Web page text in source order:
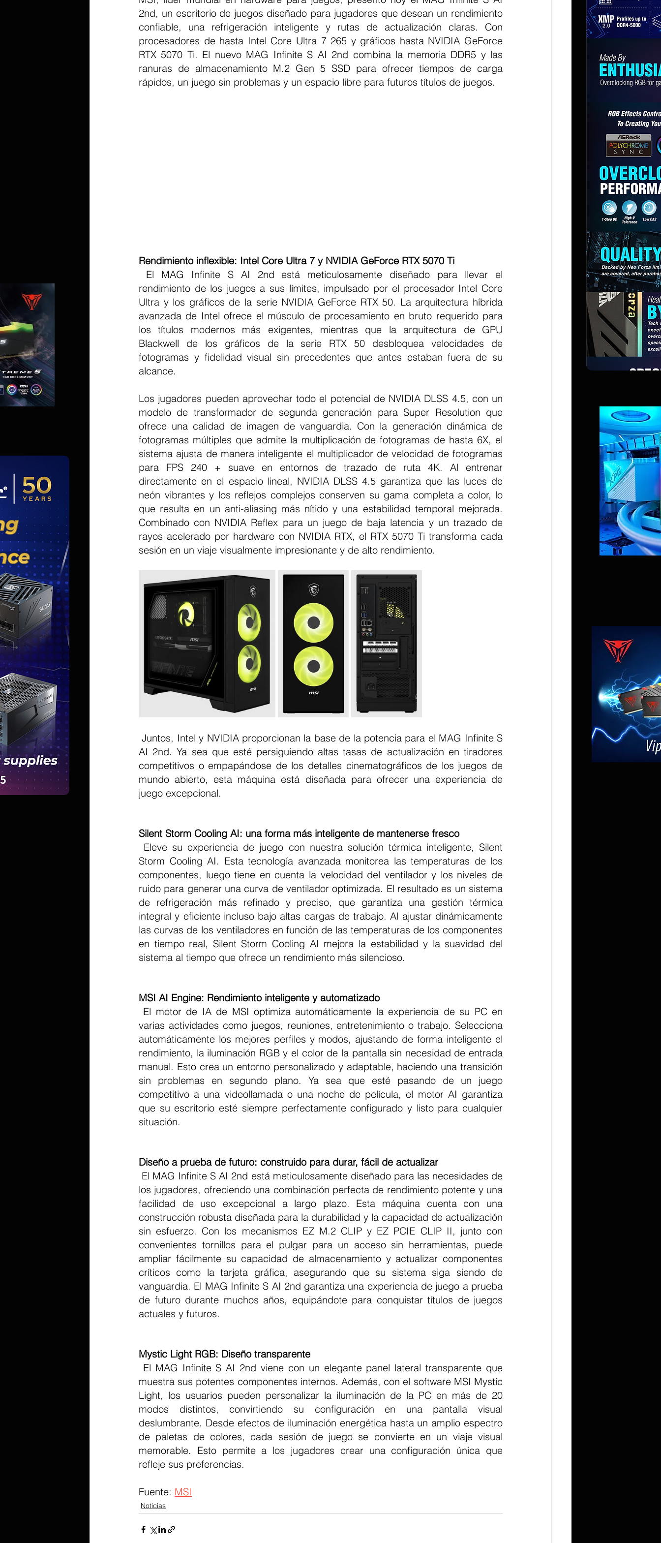
2nd, un escritorio de juegos diseñado para jugadores que desean un rendimiento
confiable, una refrigeración inteligente y rutas de actualización claras. Con
procesadores de hasta Intel Core Ultra 7 265 y gráficos hasta NVIDIA GeForce
RTX 5070 Ti. El nuevo MAG Infinite S AI 2nd combina la memoria DDR5 y las
ranuras de almacenamiento M.2 Gen 5 SSD para ofrecer tiempos de carga
rápidos, un juego sin problemas y un espacio libre para futuros títulos de juegos.
Rendimiento inflexible: Intel Core Ultra 7 y NVIDIA GeForce RTX 5070 Ti
rendimiento de los juegos a sus límites, impulsado por el procesador Intel Core
Ultra y los gráficos de la serie NVIDIA GeForce RTX 50. La arquitectura híbrida
avanzada de Intel ofrece el músculo de procesamiento en bruto requerido para
los títulos modernos más exigentes, mientras que la arquitectura de GPU
Blackwell de los gráficos de la serie RTX 50 desbloquea velocidades de
fotogramas y fidelidad visual sin precedentes que antes estaban fuera de su
alcance.
Los jugadores pueden aprovechar todo el potencial de NVIDIA DLSS 4.5, con un
modelo de transformador de segunda generación para Super Resolution que
ofrece una calidad de imagen de vanguardia. Con la generación dinámica de
fotogramas múltiples que admite la multiplicación de fotogramas de hasta 6X, el
sistema ajusta de manera inteligente el multiplicador de velocidad de fotogramas
para FPS 240 + suave en entornos de trazado de ruta 4K. Al entrenar
directamente en el espacio lineal, NVIDIA DLSS 4.5 garantiza que las luces de
neón vibrantes y los reflejos complejos conserven su gama completa a color, lo
que resulta en un anti-aliasing más nítido y una estabilidad temporal mejorada.
Combinado con NVIDIA Reflex para un juego de baja latencia y un trazado de
rayos acelerado por hardware con NVIDIA RTX, el RTX 5070 Ti transforma cada
sesión en un viaje visualmente impresionante y de alto rendimiento.
Juntos, Intel y NVIDIA proporcionan la base de la potencia para el MAG Infinite S
AI 2nd. Ya sea que esté persiguiendo altas tasas de actualización en tiradores
competitivos o empapándose de los detalles cinematográficos de los juegos de
mundo abierto, esta máquina está diseñada para ofrecer una experiencia de
juego excepcional.
Silent Storm Cooling AI: una forma más inteligente de mantenerse fresco
Storm Cooling AI. Esta tecnología avanzada monitorea las temperaturas de los
componentes, luego tiene en cuenta la velocidad del ventilador y los niveles de
ruido para generar una curva de ventilador optimizada. El resultado es un sistema
de refrigeración más refinado y preciso, que garantiza una gestión térmica
integral y eficiente incluso bajo altas cargas de trabajo. Al ajustar dinámicamente
las curvas de los ventiladores en función de las temperaturas de los componentes
en tiempo real, Silent Storm Cooling AI mejora la estabilidad y la suavidad del
sistema al tiempo que ofrece un rendimiento más silencioso.
MSI AI Engine: Rendimiento inteligente y automatizado
varias actividades como juegos, reuniones, entretenimiento o trabajo. Selecciona
automáticamente los mejores perfiles y modos, ajustando de forma inteligente el
rendimiento, la iluminación RGB y el color de la pantalla sin necesidad de entrada
manual. Esto crea un entorno personalizado y adaptable, haciendo una transición
sin problemas en segundo plano. Ya sea que esté pasando de un juego
competitivo a una videollamada o una noche de película, el motor AI garantiza
que su escritorio esté siempre perfectamente configurado y listo para cualquier
situación.
Diseño a prueba de futuro: construido para durar, fácil de actualizar
los jugadores, ofreciendo una combinación perfecta de rendimiento potente y una
facilidad de uso excepcional a largo plazo. Esta máquina cuenta con una
construcción robusta diseñada para la durabilidad y la capacidad de actualización
sin esfuerzo. Con los mecanismos EZ M.2 CLIP y EZ PCIE CLIP II, junto con
convenientes tornillos para el pulgar para un acceso sin herramientas, puede
ampliar fácilmente su capacidad de almacenamiento y actualizar componentes
críticos como la tarjeta gráfica, asegurando que su sistema siga siendo de
vanguardia. El MAG Infinite S AI 2nd garantiza una experiencia de juego a prueba
de futuro durante muchos años, equipándote para conquistar títulos de juegos
actuales y futuros.
Mystic Light RGB: Diseño transparente
muestra sus potentes componentes internos. Además, con el software MSI Mystic
Light, los usuarios pueden personalizar la iluminación de la PC en más de 20
modos distintos, convirtiendo su configuración en una pantalla visual
deslumbrante. Desde efectos de iluminación energética hasta un amplio espectro
de paletas de colores, cada sesión de juego se convierte en un viaje visual
memorable. Esto permite a los jugadores crear una configuración única que
refleje sus preferencias.
Fuente: MSI
Noticias